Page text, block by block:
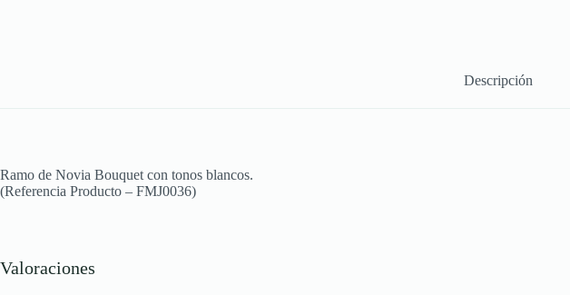
Descripción
Ramo de Novia Bouquet con tonos blancos.
(Referencia Producto – FMJ0036)
Valoraciones